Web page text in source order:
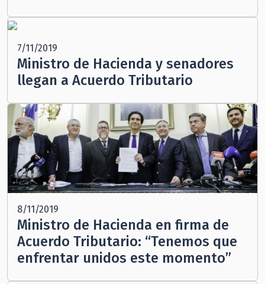
7/11/2019
Ministro de Hacienda y senadores
llegan a Acuerdo Tributario
8/11/2019
Ministro de Hacienda en firma de
Acuerdo Tributario: “Tenemos que
enfrentar unidos este momento”